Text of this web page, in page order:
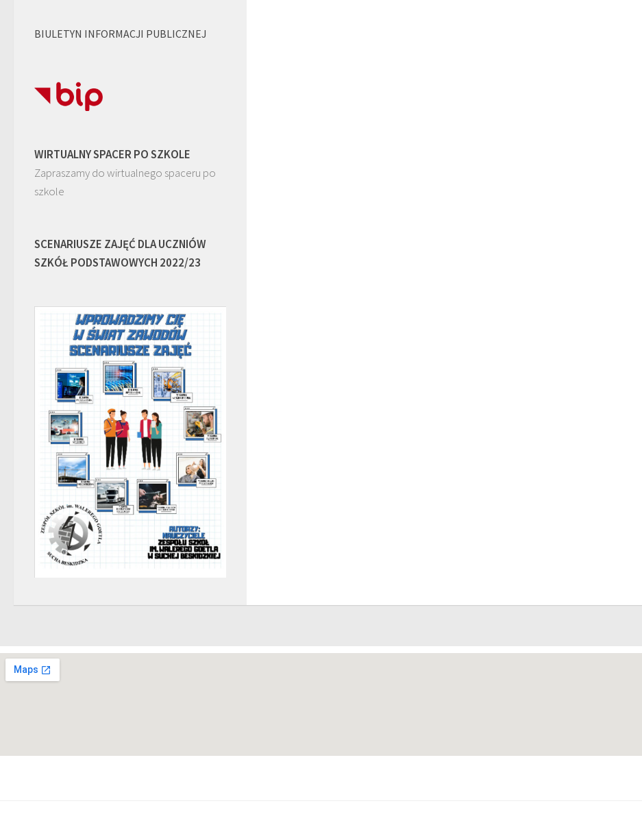
BIULETYN INFORMACJI PUBLICZNEJ
WIRTUALNY SPACER PO SZKOLE
Zapraszamy do wirtualnego spaceru po
szkole
SCENARIUSZE ZAJĘĆ DLA UCZNIÓW
SZKÓŁ PODSTAWOWYCH 2022/23